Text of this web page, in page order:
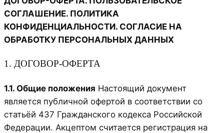
СОГЛАШЕНИЕ. ПОЛИТИКА
КОНФИДЕНЦИАЛЬНОСТИ. СОГЛАСИЕ НА
ОБРАБОТКУ ПЕРСОНАЛЬНЫХ ДАННЫХ
1. ДОГОВОР-ОФЕРТА
1.1. Общие положения Настоящий документ
является публичной офертой в соответствии со
статьёй 437 Гражданского кодекса Российской
Федерации. Акцептом считается регистрация на